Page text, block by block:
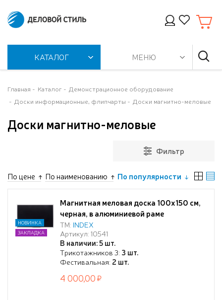
КАТАЛОГ МЕНЮ
Главная Каталог
Демонстрационное оборудование
Доски информационные, флипчарты
Доски магнитно-меловые
Доски магнитно-меловые
Фильтр
По цене По наименованию По популярности
Магнитная меловая доска 100x150 см,
черная, в алюминиевой раме
ТМ: INDEX
Артикул: 10541
В наличии: 5 шт.
Трикотажников 3: 3 шт.
Фестивальная: 2 шт.
НОВИНКА
ЗАКЛАДКА
4 000,00